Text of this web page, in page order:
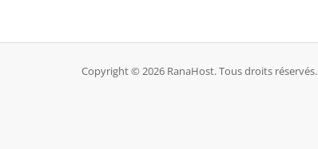
Copyright © 2026 RanaHost. Tous droits réservés.